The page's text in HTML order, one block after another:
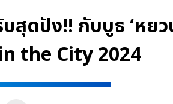
สุดปัง!! กับบูธ ‘หย
the City 2024